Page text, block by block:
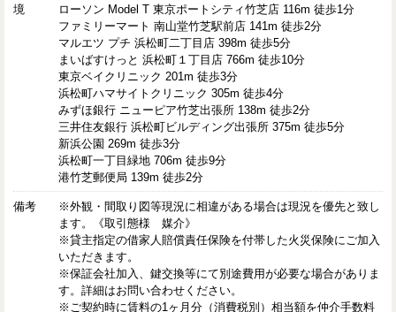
境
ローソン Model T 東京ポートシティ竹芝店 116m 徒歩1分
ファミリーマート 南山堂竹芝駅前店 141m 徒歩2分
マルエツ プチ 浜松町二丁目店 398m 徒歩5分
まいばすけっと 浜松町１丁目店 766m 徒歩10分
東京ベイクリニック 201m 徒歩3分
浜松町ハマサイトクリニック 305m 徒歩4分
みずほ銀行 ニューピア竹芝出張所 138m 徒歩2分
三井住友銀行 浜松町ビルディング出張所 375m 徒歩5分
新浜公園 269m 徒歩3分
浜松町一丁目緑地 706m 徒歩9分
港竹芝郵便局 139m 徒歩2分
備考
※外観・間取り図等現況に相違がある場合は現況を優先と致し
ます。《取引態様 媒介》
※貸主指定の借家人賠償責任保険を付帯した火災保険にご加入
いただきます。
※保証会社加入、鍵交換等にて別途費用が必要な場合がありま
す。詳細はお問い合わせください。
※ご契約時に賃料の1ヶ月分（消費税別）相当額を仲介手数料